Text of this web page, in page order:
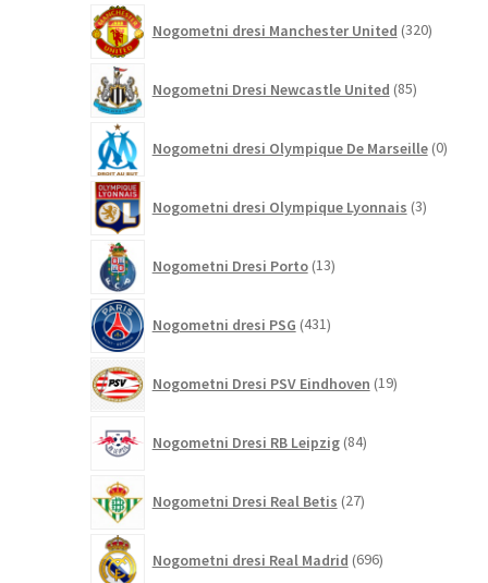
Nogometni dresi Manchester United 320izdelkov
Nogometni Dresi Newcastle United 85izdelkov
Nogometni dresi Olympique De Marseille 0
Nogometni dresi Olympique Lyonnais 3izdelki
Nogometni Dresi Porto 13izdelkov
Nogometni dresi PSG 431izdelkov
Nogometni Dresi PSV Eindhoven 19izdelkov
Nogometni Dresi RB Leipzig 84izdelkov
Nogometni Dresi Real Betis 27izdelkov
Nogometni dresi Real Madrid 696izdelkov